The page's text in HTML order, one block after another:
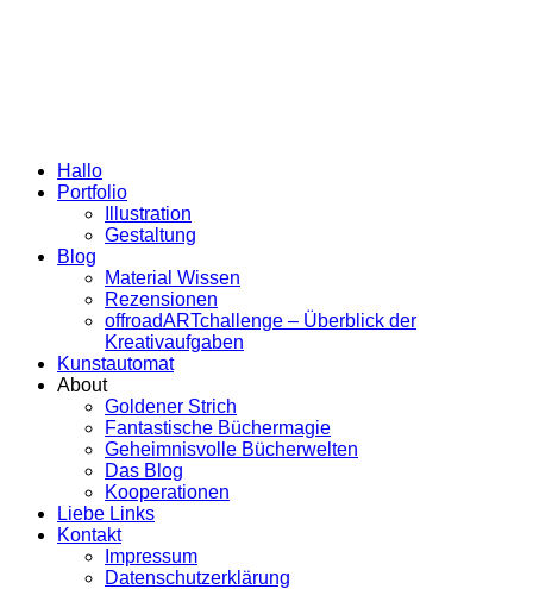
Hallo
Portfolio
Illustration
Gestaltung
Blog
Material Wissen
Rezensionen
offroadARTchallenge – Überblick der
Kreativaufgaben
Kunstautomat
About
Goldener Strich
Fantastische Büchermagie
Geheimnisvolle Bücherwelten
Das Blog
Kooperationen
Liebe Links
Kontakt
Impressum
Datenschutzerklärung